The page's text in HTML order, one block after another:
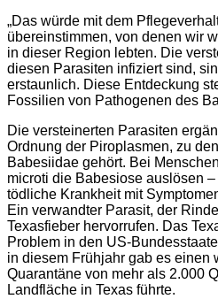
„Das würde mit dem
übereinstimmen, von denen wir
in dieser Region lebten. Die
diesen Parasiten infiziert sind,
erstaunlich. Diese Entdeckung
Fossilien von Pathogenen des
Die versteinerten Parasiten
Ordnung der Piroplasmen, zu
Babesiidae gehört. Bei
microti die Babesiose auslösen
tödliche Krankheit mit
Ein verwandter Parasit, der
Texasfieber hervorrufen. Das
Problem in den US-
in diesem Frühjahr gab es einen
Quarantäne von mehr als 2.000
Landfläche in Texas führte.